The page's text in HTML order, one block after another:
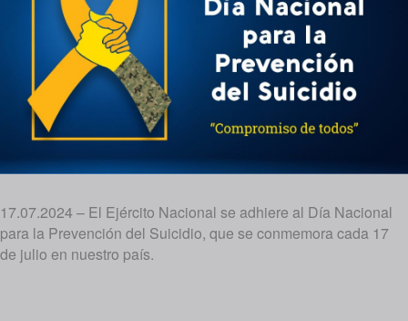
17.07.2024 – El Ejército Nacional se adhiere al Día Nacional
para la Prevención del Suicidio, que se conmemora cada 17
de julio en nuestro país.